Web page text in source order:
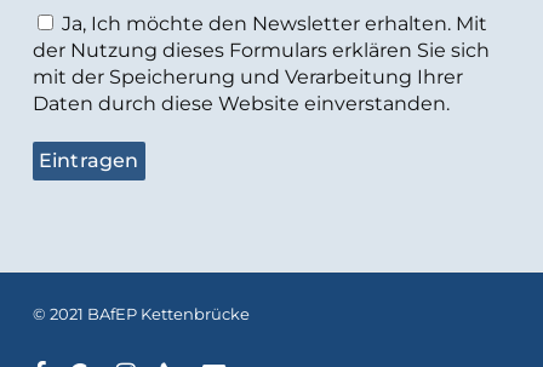
Ja, Ich möchte den Newsletter erhalten. Mit
der Nutzung dieses Formulars erklären Sie sich
mit der Speicherung und Verarbeitung Ihrer
Daten durch diese Website einverstanden.
© 2021 BAfEP Kettenbrücke